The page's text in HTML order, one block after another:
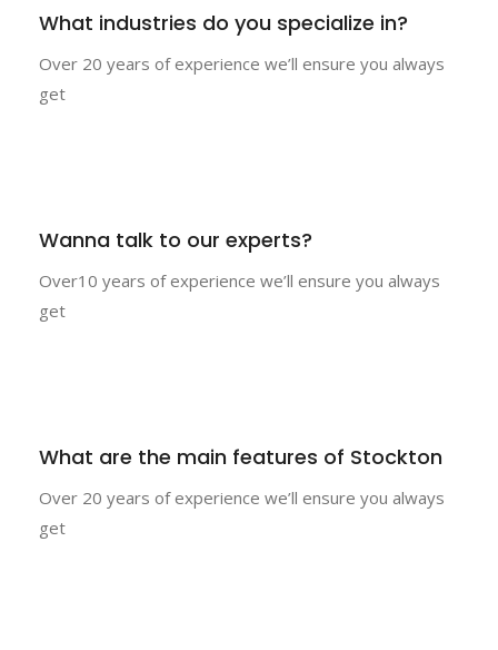
What industries do you specialize in?
Over 20 years of experience we’ll ensure you always
get
Wanna talk to our experts?
Over10 years of experience we’ll ensure you always
get
What are the main features of Stockton
Over 20 years of experience we’ll ensure you always
get